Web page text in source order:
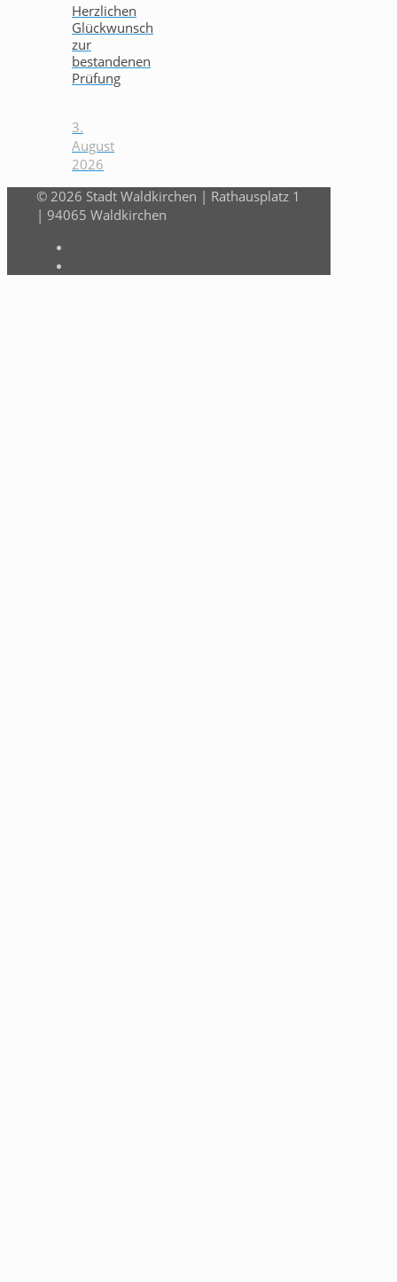
Herzlichen
Glückwunsch
zur
bestandenen
Prüfung
3.
August
2026
© 2026 Stadt Waldkirchen | Rathausplatz 1
| 94065 Waldkirchen